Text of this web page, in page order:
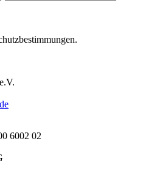
6002 02